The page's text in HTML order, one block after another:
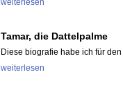
weiterlesen
Tamar, die Dattelpalme
Diese biografie habe ich für
weiterlesen